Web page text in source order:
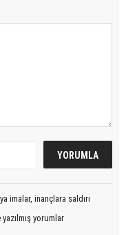
imalar, inançlara saldırı
yorumlar